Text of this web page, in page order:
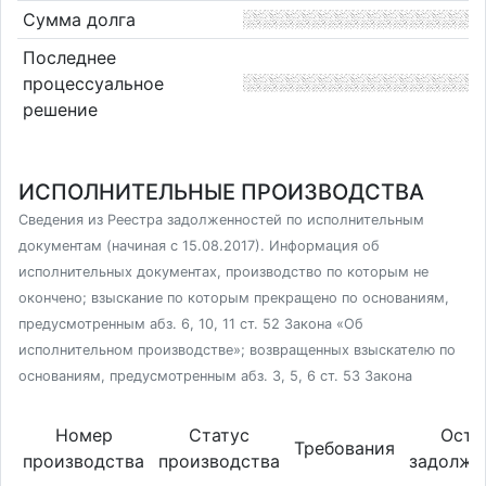
Сумма долга
Последнее
процессуальное
решение
ИСПОЛНИТЕЛЬНЫЕ ПРОИЗВОДСТВА
Сведения из Реестра задолженностей по исполнительным
документам (начиная с 15.08.2017). Информация об
исполнительных документах, производство по которым не
окончено; взыскание по которым прекращено по основаниям,
предусмотренным абз. 6, 10, 11 ст. 52 Закона «Об
исполнительном производстве»; возвращенных взыскателю по
основаниям, предусмотренным абз. 3, 5, 6 ст. 53 Закона
Номер
производства
Статус
производства
Требования